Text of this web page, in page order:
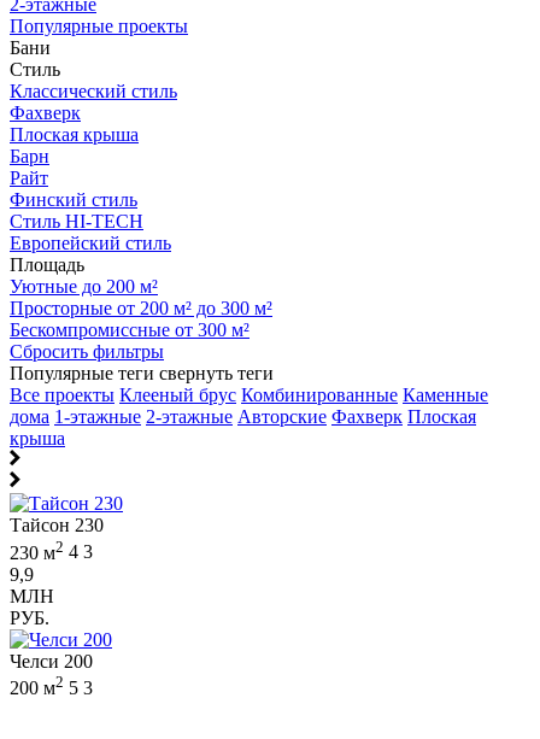
2-этажные
Популярные проекты
Бани
Стиль
Классический стиль
Фахверк
Плоская крыша
Барн
Райт
Финский стиль
Стиль HI-TECH
Европейский стиль
Площадь
Уютные до 200 м²
Просторные от 200 м² до 300 м²
Бескомпромиссные от 300 м²
Сбросить фильтры
Популярные теги свернуть теги
Все проекты Клееный брус Комбинированные Каменные
дома 1-этажные 2-этажные Авторские Фахверк Плоская
крыша
Тайсон 230
230 м2 4 3
9,9
МЛН
РУБ.
Челси 200
200 м2 5 3